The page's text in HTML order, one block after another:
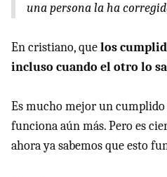
una persona la ha
En cristiano, quelos
incluso cuando el otro lo
Es mucho mejor un
funciona aún más. Pero es
ahora ya sabemos que esto